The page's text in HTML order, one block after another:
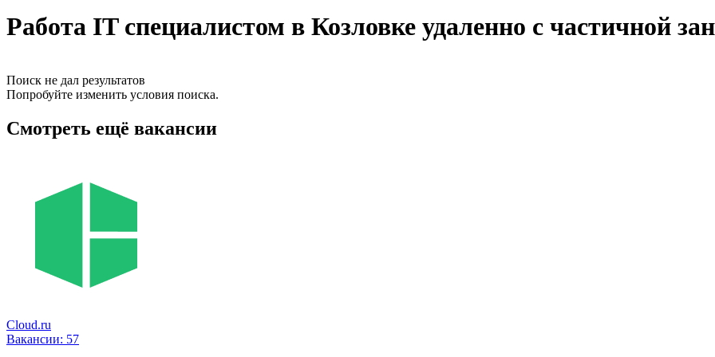
Работа IT специалистом в Козловке удаленно с частичной
Поиск не дал результатов
Попробуйте изменить условия поиска.
Смотреть ещё вакансии
Cloud.ru
Вакансии: 57